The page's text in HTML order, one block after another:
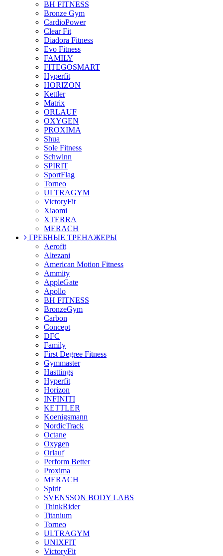
BH FITNESS
Bronze Gym
CardioPower
Clear Fit
Diadora Fitness
Evo Fitness
FAMILY
FITEGOSMART
Hyperfit
HORIZON
Kettler
Matrix
ORLAUF
OXYGEN
PROXIMA
Shua
Sole Fitness
Schwinn
SPIRIT
SportFlag
Torneo
ULTRAGYM
VictoryFit
Xiaomi
XTERRA
MERACH
ГРЕБНЫЕ ТРЕНАЖЕРЫ
Aerofit
Altezani
American Motion Fitness
Ammity
AppleGate
Apollo
BH FITNESS
BronzeGym
Carbon
Concept
DFC
Family
First Degree Fitness
Gymmaster
Hasttings
Hyperfit
Horizon
INFINITI
KETTLER
Koenigsmann
NordicTrack
Octane
Oxygen
Orlauf
Perform Better
Proxima
MERACH
Spirit
SVENSSON BODY LABS
ThinkRider
Titanium
Torneo
ULTRAGYM
UNIXFIT
VictoryFit